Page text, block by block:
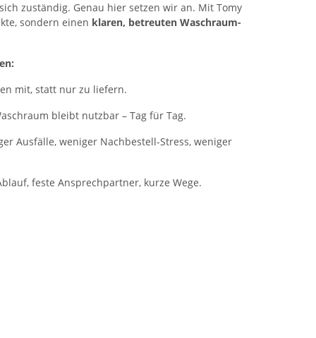
zuständig. Genau hier setzen wir an. Mit Tomy
sondern einen klaren, betreuten Waschraum-
mit, statt nur zu liefern.
bleibt nutzbar – Tag für Tag.
Ausfälle, weniger Nachbestell-Stress, weniger
feste Ansprechpartner, kurze Wege.